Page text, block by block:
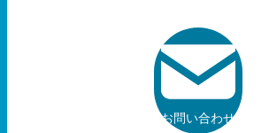
お問い合わせ